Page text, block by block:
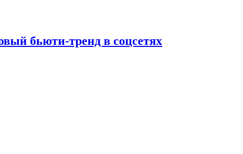
бьюти-тренд в соцсетях